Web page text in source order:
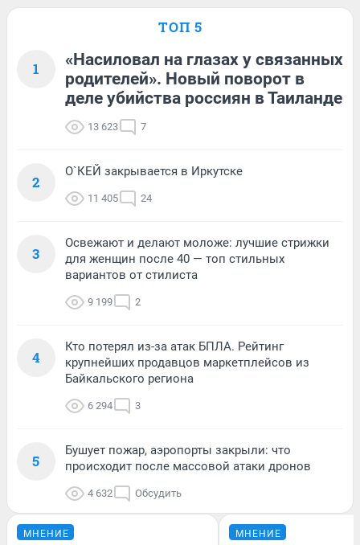
ТОП 5
1
«Насиловал на глазах у связанных
родителей». Новый поворот в
деле убийства россиян в Таиланде
13 623 7
2
О`КЕЙ закрывается в Иркутске
11 405 24
3
Освежают и делают моложе: лучшие стрижки
для женщин после 40 — топ стильных
вариантов от стилиста
9 199 2
4
Кто потерял из-за атак БПЛА. Рейтинг
крупнейших продавцов маркетплейсов из
Байкальского региона
6 294 3
5
Бушует пожар, аэропорты закрыли: что
происходит после массовой атаки дронов
4 632 Обсудить
МНЕНИЕ МНЕНИЕ